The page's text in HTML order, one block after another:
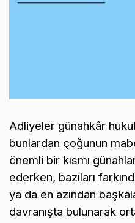
Adliyeler günahkâr
bunlardan çoğunun
önemli bir kısmı
ederken, bazıları
ya da en azından
davranışta bulunarak